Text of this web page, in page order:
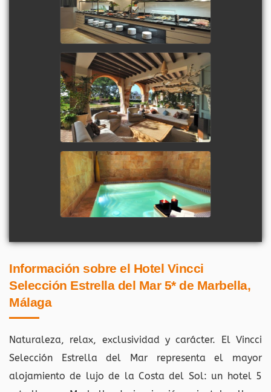
Información sobre el Hotel Vincci
Selección Estrella del Mar 5* de Marbella,
Málaga
Naturaleza, relax, exclusividad y carácter. El Vincci
Selección Estrella del Mar representa el mayor
alojamiento de lujo de la Costa del Sol: un hotel 5